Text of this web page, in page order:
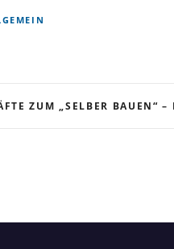
„SELBER BAUEN“ – DAS DUALE STUDIUM: EIN